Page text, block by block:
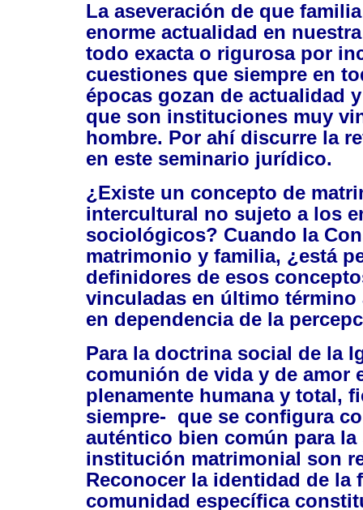
La aseveración de que
enorme actualidad en
todo exacta o rigurosa por
cuestiones que siempre en
épocas gozan de actualidad
que son instituciones muy
hombre. Por ahí discurre la
en este seminario jurídico.
¿Existe un concepto de
intercultural no sujeto a los
sociológicos? Cuando la
matrimonio y familia, ¿está
definidores de esos
vinculadas en último
en dependencia de la
Para la doctrina social de la
comunión de vida y de amor
plenamente humana y total,
siempre-
que se configura
auténtico bien común para
institución matrimonial son
Reconocer la identidad de la
comunidad específica